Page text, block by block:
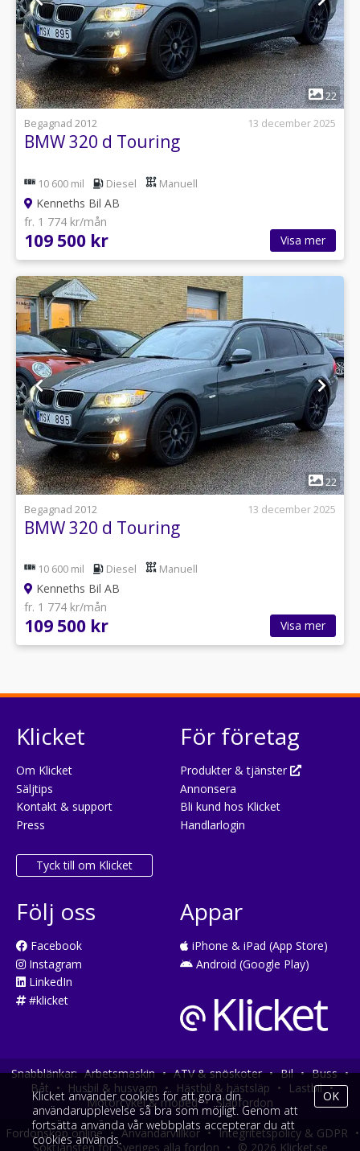
1
22
Begagnad 2012
13 december 2025
BMW 320 d Touring
10 600 mil Diesel Manuell
Kenneths Bil AB
fr. 1 774 kr/mån
109 500 kr Visa mer
1
22
Begagnad 2012
13 december 2025
BMW 320 d Touring
10 600 mil Diesel Manuell
Kenneths Bil AB
fr. 1 774 kr/mån
109 500 kr Visa mer
Klicket
Om Klicket
Säljtips
Kontakt & support
Press
Tyck till om Klicket
För företag
Produkter & tjänster
Annonsera
Bli kund hos Klicket
Handlarlogin
Följ oss
Facebook
Instagram
LinkedIn
#klicket
Appar
iPhone & iPad (App Store)
Android (Google Play)
Snabblänkar: Arbetsmaskin • ATV & snöskoter • Bil • Buss •
Båt • Husbil & husvagn • Hästbil & hästsläp • Lastbil •
Motorcykel & moped • Släpfordon
Fordonsköp online • Användarvillkor • Integritetspolicy & GDPR •
Söktjänsten för Sveriges alla fordon • © 2026 Klicket.se
Klicket använder cookies för att göra din
användarupplevelse så bra som möjligt. Genom att
fortsätta använda vår webbplats accepterar du att
cookies används.
OK